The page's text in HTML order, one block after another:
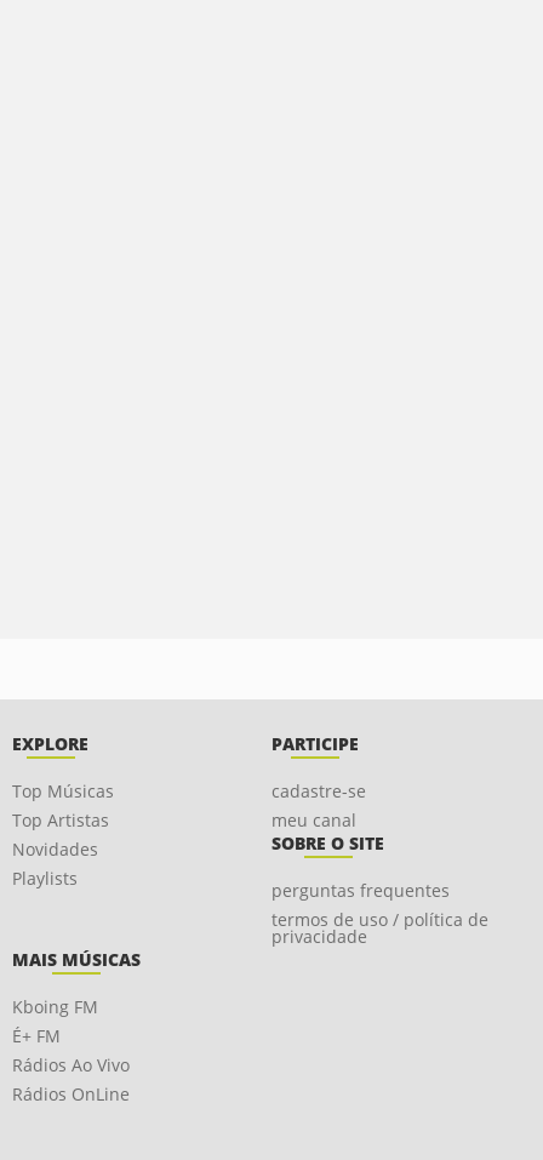
EXPLORE
Top Músicas
Top Artistas
Novidades
Playlists
PARTICIPE
cadastre-se
meu canal
SOBRE O SITE
perguntas frequentes
termos de uso / política de
privacidade
MAIS MÚSICAS
Kboing FM
É+ FM
Rádios Ao Vivo
Rádios OnLine